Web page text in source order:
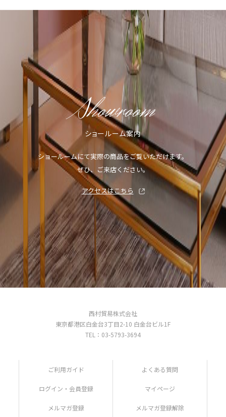
Showroom
ショールーム案内
ショールームにて実際の商品をご覧いただけます。
ぜひ、ご来店ください。
アクセスはこちら
西村貿易株式会社
東京都港区白金台3丁目2-10 白金台ビル1F
TEL：03-5793-3694
ご利用ガイド よくある質問
ログイン・会員登録 マイページ
メルマガ登録 メルマガ登録解除